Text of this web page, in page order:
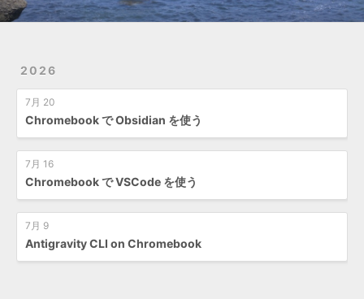
2026
7月 20
Chromebook で Obsidian を使う
7月 16
Chromebook で VSCode を使う
7月 9
Antigravity CLI on Chromebook